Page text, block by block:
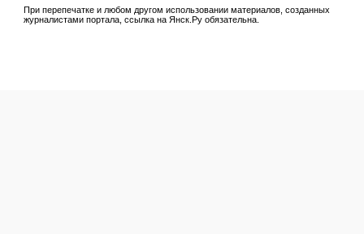
При перепечатке и любом другом использовании материалов, созданных
журналистами портала, ссылка на Янск.Ру обязательна.